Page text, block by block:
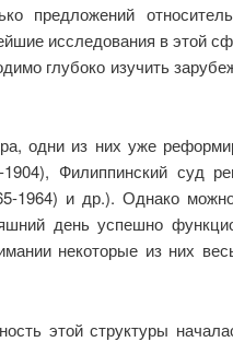
предложений
исследования в этой
глубоко изучить
одни из них уже
Филиппинский суд
1964) и др.). Однако
день успешно
некоторые из них
этой структуры